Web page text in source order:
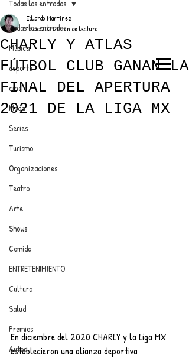
ANUNCIATE CON NOSOTROS
PARA MÁS INFORMACIÓN:
dinamicaseltrendytop@gmail.com
EL TRENDY TOP
CON EDDY MARTINEZ
Todas las entradas
Música
deporte
cine
Moda
Series
Turismo
Organizaciones
Teatro
Arte
Shows
Comida
ENTRETENIMIENTO
Cultura
Salud
Premios
Autos
Todas las entradas
CHARLY Y ATLAS
FÚTBOL CLUB GANAN LA
FINAL DEL APERTURA
2021 DE LA LIGA MX
Eduardo Martínez
15 dic 20211 min de lectura
En diciembre del 2020 CHARLY y la Liga MX
establecieron una alianza deportiva